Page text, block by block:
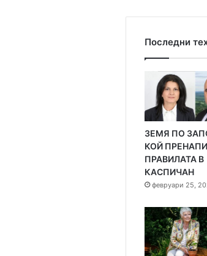
Последни
ЗЕМЯ ПО
КОЙ
ПРАВИЛАТА В
КАСПИЧАН
февруари 25,